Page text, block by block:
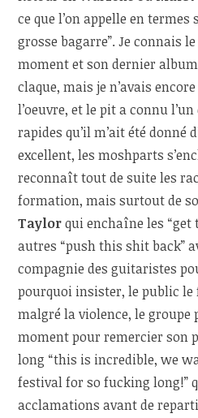
ce que l’on appelle en
grosse bagarre”. Je connais
moment et son dernier
claque, mais je n’avais
l’oeuvre, et le pit a connu
rapides qu’il m’ait été donné
excellent, les moshparts
reconnaît tout de suite les
formation, mais surtout de
Taylorqui enchaîne les “get
autres “push this shit back”
compagnie des guitaristes
pourquoi insister, le public
malgré la violence, le
moment pour remercier son
long “this is incredible, we
festival for so fucking long!”
acclamations avant de